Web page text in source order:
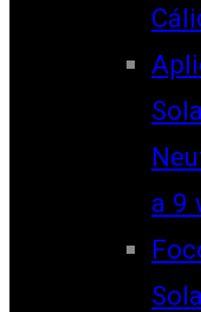
a 9